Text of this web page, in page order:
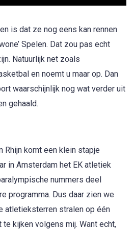
is dat ze nog eens kan rennen
Spelen. Dat zou pas echt
Natuurlijk net zoals
en noemt u maar op. Dan
waarschijnlijk nog wat verder uit
gehaald.
Rhijn komt een klein stapje
in Amsterdam het EK atletiek
nummers deel
programma. Dus daar zien we
atletieksterren stralen op één
kijken volgens mij. Want echt,